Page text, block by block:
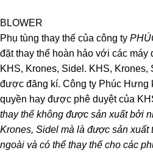
BLOWER
Phụ tùng thay thế của công ty
đặt thay thế hoàn hảo với các máy
KHS, Krones, Sidel. KHS,
được đăng kí. Công ty Phúc Hưng
quyền hay được phê duyệt của
thay thế không được sản xuất bởi
Krones, Sidel mà là được sản
ngoài và có thể thay thế cho các